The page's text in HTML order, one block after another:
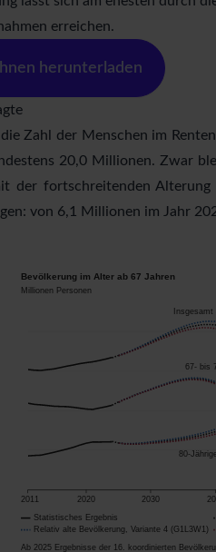
erreichen.
herunterladen
Zahl der Menschen im
20,0 Millionen. Zwar
der fortschreitenden
von 6,1 Millionen im Jahr